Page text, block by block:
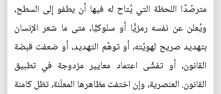
مترصّدًا اللحظة التي يُتاح له فيها أن يطفو إلى السطح،
ويُعلن عن نفسه رمزيًّا أو سلوكيًّا، متى ما شعر الإنسان
بتهديد صريح لهويّته، أو توهّم التهديد، أو ضعفت قبضة
القانون، أو تفشّى اعتماد معايير مزدوجة في تطبيق
القانون. العنصرية، وإن اختفت مظاهرها المعلَنة، تظل كامنة